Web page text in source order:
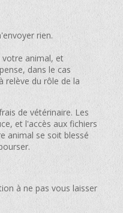
rien.
votre animal, et
dans le cas
relève du rôle de la
de vétérinaire. Les
et l'accès aux fichiers
animal se soit blessé
à ne pas vous laisser